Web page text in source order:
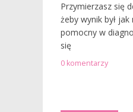
Przymierzasz się
żeby wynik był
pomocny w
się
0 komentarzy